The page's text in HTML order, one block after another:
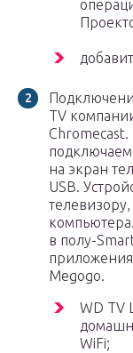
TV
Chromecast.
на экран
USB.
в полу-
Megogo.
WD TV
WiFi;